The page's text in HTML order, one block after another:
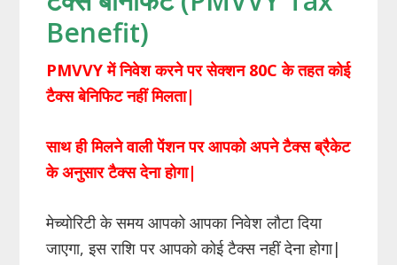
Benefit)
PMVVY में निवेश करने पर सेक्शन 80C के तहत कोई
टैक्स बेनिफिट नहीं मिलता|
साथ ही मिलने वाली पेंशन पर आपको अपने टैक्स ब्रैकेट
के अनुसार टैक्स देना होगा|
मेच्योरिटी के समय आपको आपका निवेश लौटा दिया
जाएगा, इस राशि पर आपको कोई टैक्स नहीं देना होगा|